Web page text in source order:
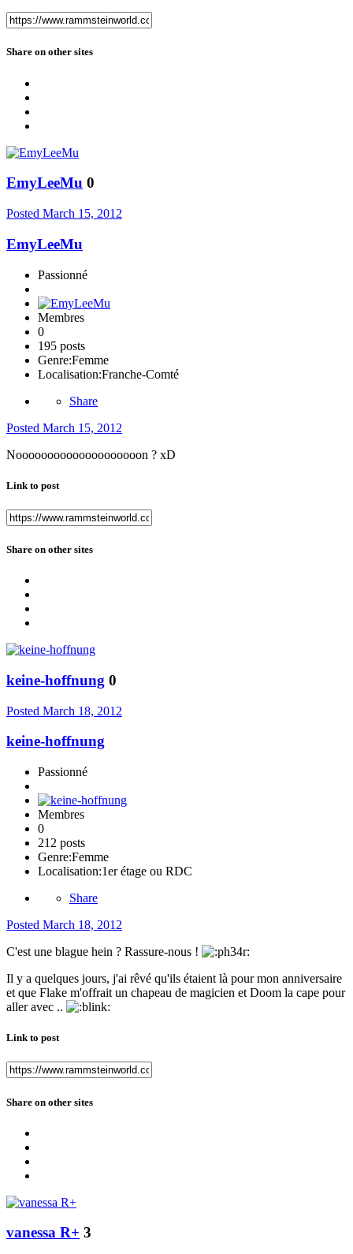
Share on other sites
EmyLeeMu 0
Posted March 15, 2012
EmyLeeMu
Passionné
Membres
0
195 posts
Genre:Femme
Localisation:Franche-Comté
Share
Posted March 15, 2012
Noooooooooooooooooooon ? xD
Link to post
Share on other sites
keine-hoffnung 0
Posted March 18, 2012
keine-hoffnung
Passionné
Membres
0
212 posts
Genre:Femme
Localisation:1er étage ou RDC
Share
Posted March 18, 2012
C'est une blague hein ? Rassure-nous !
Il y a quelques jours, j'ai rêvé qu'ils étaient là pour mon anniversaire
et que Flake m'offrait un chapeau de magicien et Doom la cape pour
aller avec ..
Link to post
Share on other sites
vanessa R+ 3